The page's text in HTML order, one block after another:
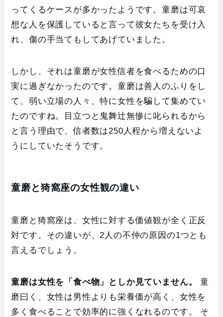
ってくるケースが多かったようです。童磨は可哀
想な人を保護していると言って彼女たちを受け入
れ、傷の手当てもしてあげていました。
しかし、それは童磨が女性信者を食べるための口
実に過ぎなかったのです。童磨は善人のふりをし
て、弱い立場の人々、特に女性を騙して集めてい
たのですね。目立つと鬼舞辻無惨に叱られるから
と言う理由で、信者数は250人程から増えないよ
うにしていたそうです。
童磨と猗窩座の女性観の違い
童磨と猗窩座は、女性に対する価値観が全く正反
対です。その違いが、2人の不仲の原因の1つとも
言えるでしょう。
童磨は女性を「食べ物」としか見ていません。
童
磨曰く、女性は男性よりも栄養価が高く、女性を
多く食べることで効率的に強くなれるのです。 そ